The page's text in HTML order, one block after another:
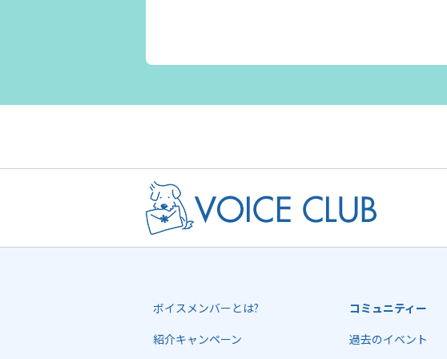
ボイスメンバーとは?
紹介キャンペーン
コミュニティー
過去のイベント